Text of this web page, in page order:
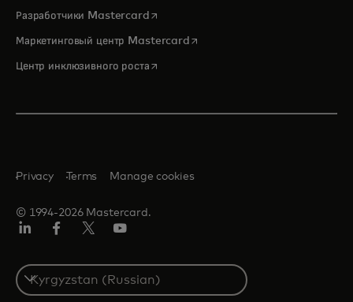
Разработчики Mastercardopens in a new tab
Маркетинговый центр Mastercardopens in a new tab
Центр инклюзивного ростаopens in a new tab
© 1994-2026 Mastercard.
Privacy Terms Manage cookies
Select
a
country